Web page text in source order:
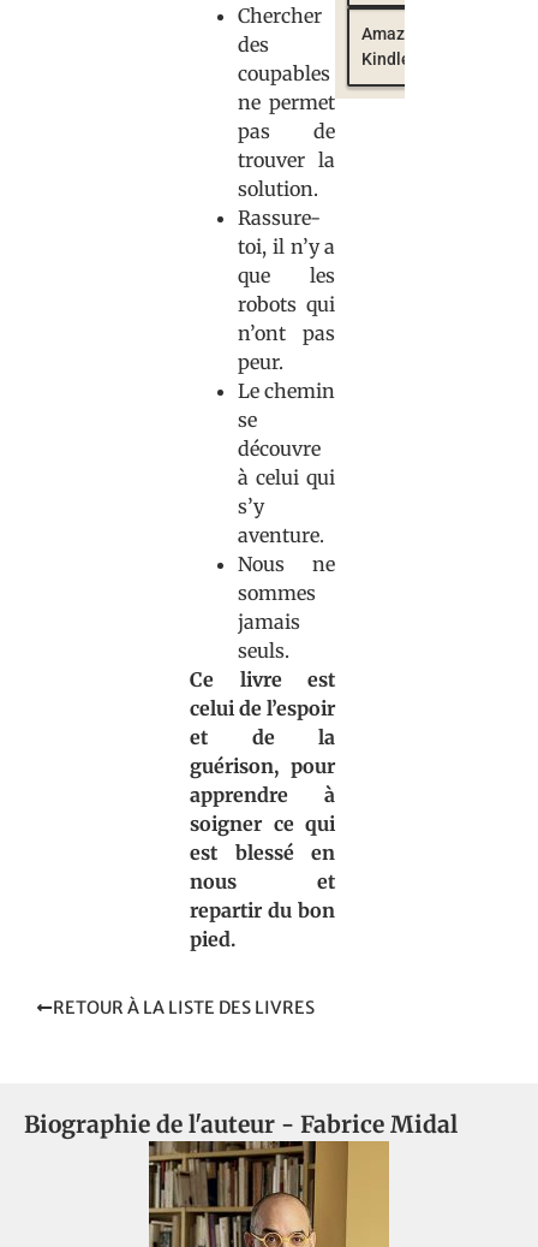
Chercher
des
coupables
ne permet
pas de
trouver la
solution.
Rassure-
toi, il n’y a
que les
robots qui
n’ont pas
peur.
Le chemin
se
découvre
à celui qui
s’y
aventure.
Nous ne
sommes
jamais
seuls.
Ce livre est
celui de l’espoir
et de la
guérison, pour
apprendre à
soigner ce qui
est blessé en
nous et
repartir du bon
pied.
Amazon
Kindle
RETOUR À LA LISTE DES LIVRES
Biographie de l'auteur - Fabrice Midal